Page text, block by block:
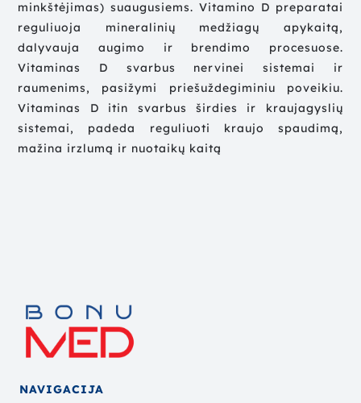
minkštėjimas) suaugusiems. Vitamino D preparatai
reguliuoja mineralinių medžiagų apykaitą,
dalyvauja augimo ir brendimo procesuose.
Vitaminas D svarbus nervinei sistemai ir
raumenims, pasižymi priešuždegiminiu poveikiu.
Vitaminas D itin svarbus širdies ir kraujagyslių
sistemai, padeda reguliuoti kraujo spaudimą,
mažina irzlumą ir nuotaikų kaitą
NAVIGACIJA